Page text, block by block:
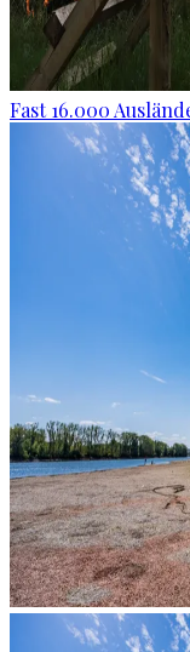
Fast 16.000